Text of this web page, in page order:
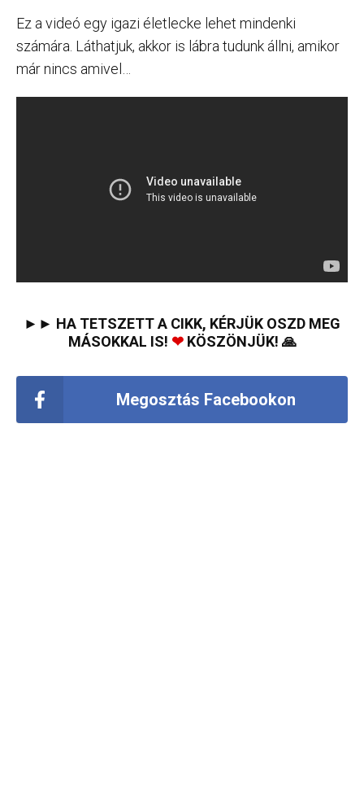
Ez a videó egy igazi életlecke lehet mindenki
számára. Láthatjuk, akkor is lábra tudunk állni, amikor
már nincs amivel…
►► HA TETSZETT A CIKK, KÉRJÜK OSZD MEG
MÁSOKKAL IS! ❤KÖSZÖNJÜK! 🙏
Megosztás Facebookon